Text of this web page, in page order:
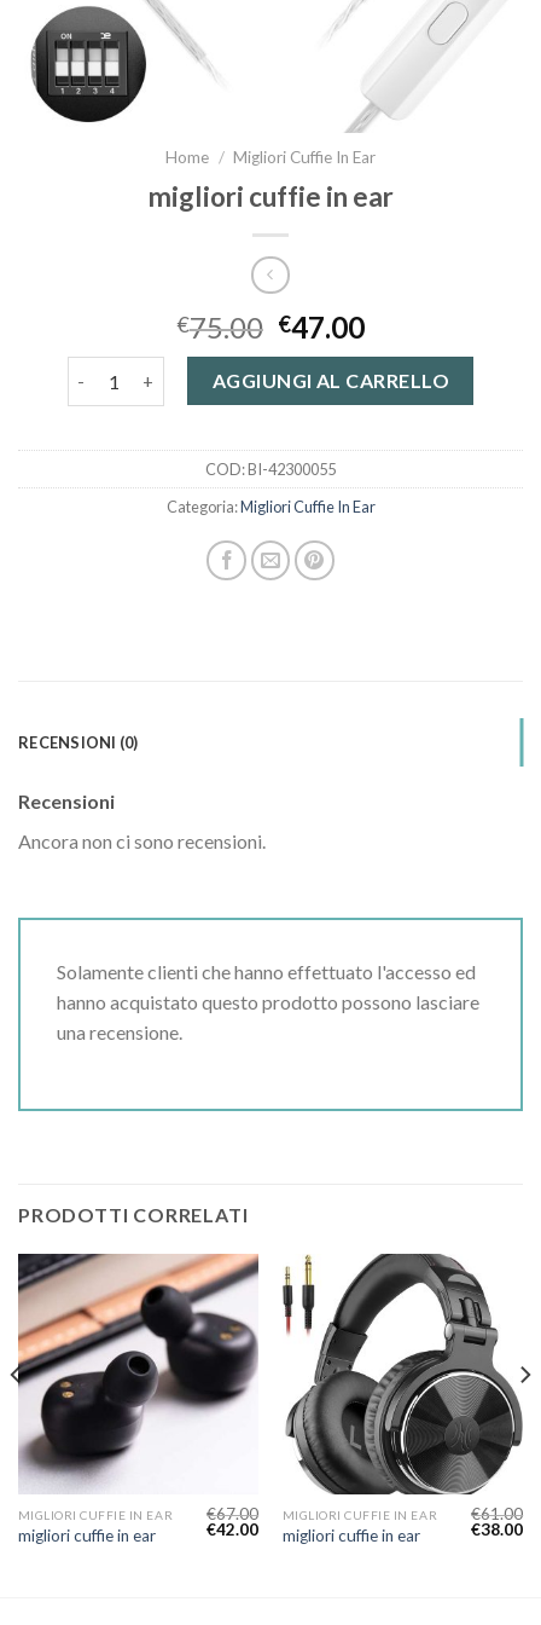
Home / Migliori Cuffie In Ear
migliori cuffie in ear
€75.00 €47.00
migliori cuffie in ear quantitàAGGIUNGI AL CARRELLO
COD:BI-42300055
Categoria:Migliori Cuffie In Ear
RECENSIONI (0)
Recensioni
Ancora non ci sono recensioni.
Solamente clienti che hanno effettuato l'accesso ed
hanno acquistato questo prodotto possono lasciare
una recensione.
PRODOTTI CORRELATI
MIGLIORI CUFFIE IN EAR
migliori cuffie in ear
€67.00
€42.00
MIGLIORI CUFFIE IN EAR
migliori cuffie in ear
€61.00
€38.00